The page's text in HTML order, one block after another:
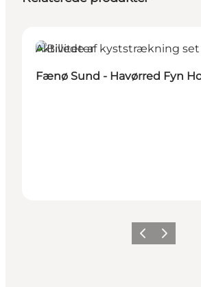
Aktiviteter
Fænø Sund - Havørred Fyn
ForrigeNæste